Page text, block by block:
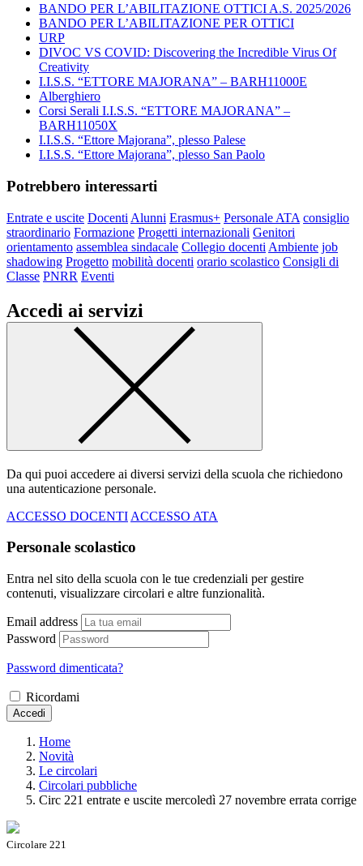
BANDO PER L’ABILITAZIONE OTTICI A.S. 2025/2026
BANDO PER L’ABILITAZIONE PER OTTICI
URP
DIVOC VS COVID: Discovering the Incredible Virus Of
Creativity
I.I.S.S. “ETTORE MAJORANA” – BARH11000E
Alberghiero
Corsi Serali I.I.S.S. “ETTORE MAJORANA” –
BARH11050X
I.I.S.S. “Ettore Majorana”, plesso Palese
I.I.S.S. “Ettore Majorana”, plesso San Paolo
Potrebbero interessarti
Entrate e uscite Docenti Alunni Erasmus+ Personale ATA consiglio
straordinario Formazione Progetti internazionali Genitori
orientamento assemblea sindacale Collegio docenti Ambiente job
shadowing Progetto mobilità docenti orario scolastico Consigli di
Classe PNRR Eventi
Accedi ai servizi
Da qui puoi accedere ai diversi servizi della scuola che richiedono
una autenticazione personale.
ACCESSO DOCENTI ACCESSO ATA
Personale scolastico
Entra nel sito della scuola con le tue credenziali per gestire
contenuti, visualizzare circolari e altre funzionalità.
Email address
Password
Password dimenticata?
Ricordami
Accedi
Home
Novità
Le circolari
Circolari pubbliche
Circ 221 entrate e uscite mercoledì 27 novembre errata corrige
Circolare 221